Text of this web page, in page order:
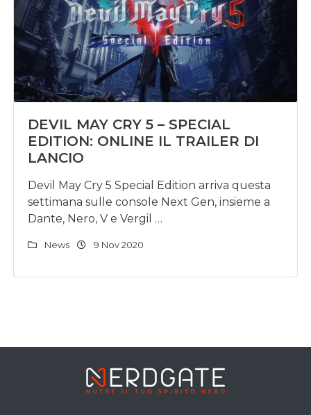
DEVIL MAY CRY 5 – SPECIAL
EDITION: ONLINE IL TRAILER DI
LANCIO
Devil May Cry 5 Special Edition arriva questa
settimana sulle console Next Gen, insieme a
Dante, Nero, V e Vergil …
News 9 Nov 2020